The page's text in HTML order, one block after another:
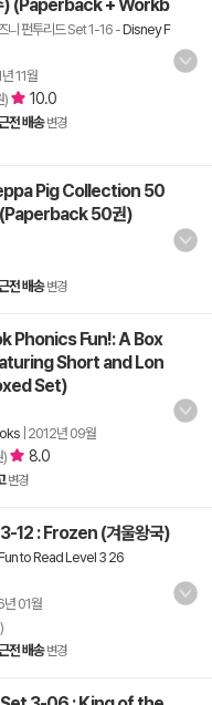
) (Paperback + Workb
니 펀투리드 Set 1-16 -Disney F
11월
) 10.0
전 배송 변경
Pig Collection 50
50권)
전 배송 변경
Phonics Fun!: A Box
Short and Lon
Set)
2012년 09월
) 8.0
변경
12 : Frozen (겨울왕국)
to Read Level 3 26
01월
전 배송 변경